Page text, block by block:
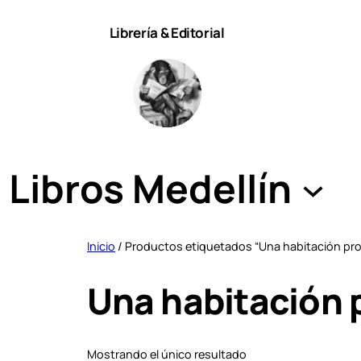
Librería & Editorial
Libros Medellín
Inicio / Productos etiquetados “Una habitación
Una habitación
Mostrando el único resultado